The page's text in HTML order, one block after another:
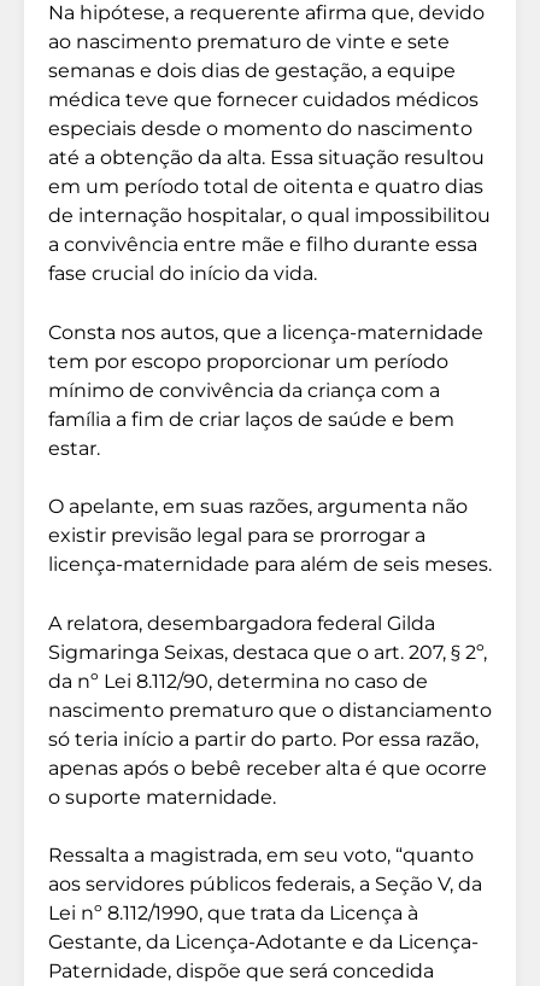
Na hipótese, a requerente afirma que, devido
ao nascimento prematuro de vinte e sete
semanas e dois dias de gestação, a equipe
médica teve que fornecer cuidados médicos
especiais desde o momento do nascimento
até a obtenção da alta. Essa situação resultou
em um período total de oitenta e quatro dias
de internação hospitalar, o qual impossibilitou
a convivência entre mãe e filho durante essa
fase crucial do início da vida.
Consta nos autos, que a licença-maternidade
tem por escopo proporcionar um período
mínimo de convivência da criança com a
família a fim de criar laços de saúde e bem
estar.
O apelante, em suas razões, argumenta não
existir previsão legal para se prorrogar a
licença-maternidade para além de seis meses.
A relatora, desembargadora federal Gilda
Sigmaringa Seixas, destaca que o art. 207, § 2º,
da nº Lei 8.112/90, determina no caso de
nascimento prematuro que o distanciamento
só teria início a partir do parto. Por essa razão,
apenas após o bebê receber alta é que ocorre
o suporte maternidade.
Ressalta a magistrada, em seu voto, “quanto
aos servidores públicos federais, a Seção V, da
Lei nº 8.112/1990, que trata da Licença à
Gestante, da Licença-Adotante e da Licença-
Paternidade, dispõe que será concedida